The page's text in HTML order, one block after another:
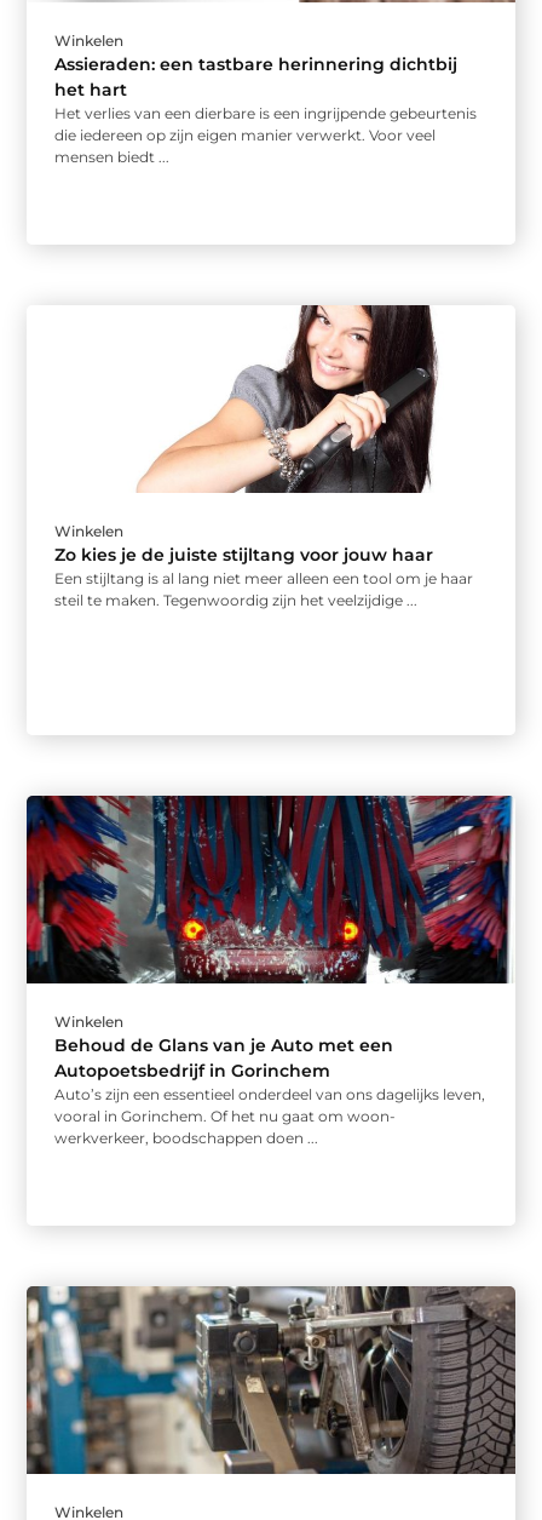
Winkelen
Assieraden: een tastbare herinnering dichtbij
het hart
Het verlies van een dierbare is een ingrijpende gebeurtenis
die iedereen op zijn eigen manier verwerkt. Voor veel
mensen biedt ...
Winkelen
Zo kies je de juiste stijltang voor jouw haar
Een stijltang is al lang niet meer alleen een tool om je haar
steil te maken. Tegenwoordig zijn het veelzijdige ...
Winkelen
Behoud de Glans van je Auto met een
Autopoetsbedrijf in Gorinchem
Auto’s zijn een essentieel onderdeel van ons dagelijks leven,
vooral in Gorinchem. Of het nu gaat om woon-
werkverkeer, boodschappen doen ...
Winkelen